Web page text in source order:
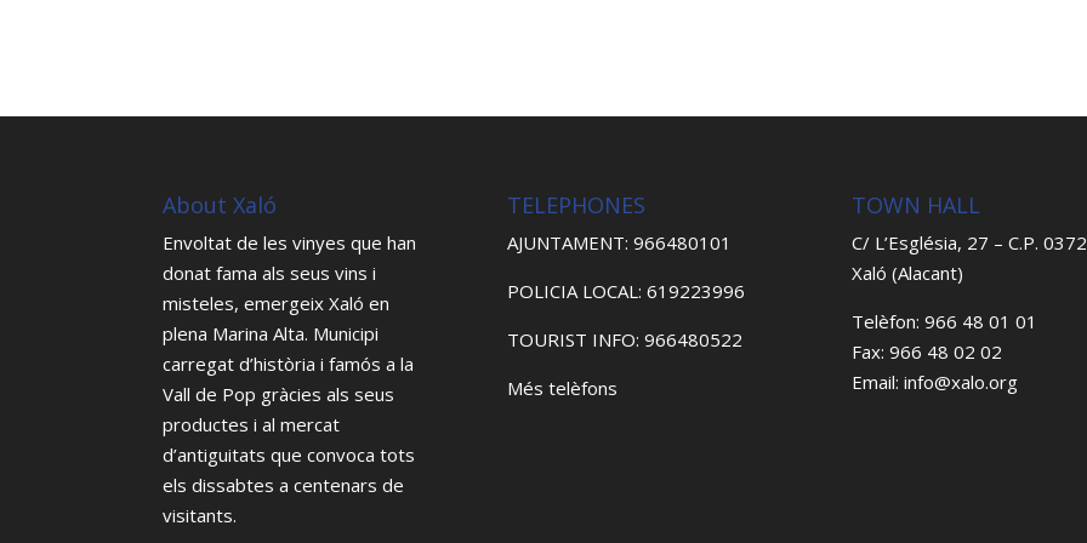
About Xaló
Envoltat de les vinyes que han
donat fama als seus vins i
misteles, emergeix Xaló en
plena Marina Alta. Municipi
carregat d’història i famós a la
Vall de Pop gràcies als seus
productes i al mercat
d’antiguitats que convoca tots
els dissabtes a centenars de
visitants.
TELEPHONES
AJUNTAMENT: 966480101
POLICIA LOCAL: 619223996
TOURIST INFO: 966480522
Més telèfons
TOWN HALL
C/ L’Església, 27 – C.P.
Xaló (Alacant)
Telèfon: 966 48 01 01
Fax: 966 48 02 02
Email: info@xalo.org